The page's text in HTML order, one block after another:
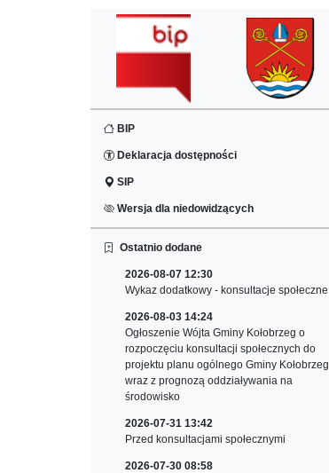
BIP
Deklaracja dostępności
SIP
Wersja dla niedowidzących
Ostatnio dodane
2026-08-07 12:30
Wykaz dodatkowy - konsultacje społeczne
2026-08-03 14:24
Ogłoszenie Wójta Gminy Kołobrzeg o
rozpoczęciu konsultacji społecznych do
projektu planu ogólnego Gminy Kołobrzeg
wraz z prognozą oddziaływania na
środowisko
2026-07-31 13:42
Przed konsultacjami społecznymi
2026-07-30 08:58